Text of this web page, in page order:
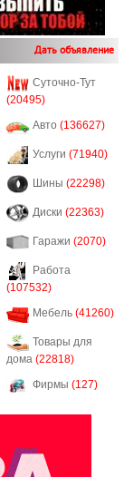
Дать объявление
Суточно-Тут
(20495)
Авто (136627)
Услуги (71940)
Шины (22298)
Диски (22363)
Гаражи (2070)
Работа
(107532)
Мебель (41260)
Товары для
дома (22818)
Фирмы (127)